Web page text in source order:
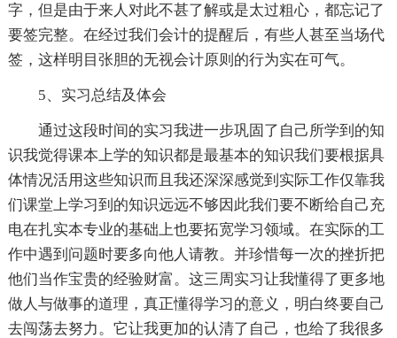
字，但是由于来人对此不甚了解或是太过粗心，都忘记了
要签完整。在经过我们会计的提醒后，有些人甚至当场代
签，这样明目张胆的无视会计原则的行为实在可气。
5、实习总结及体会
通过这段时间的实习我进一步巩固了自己所学到的知
识我觉得课本上学的知识都是最基本的知识我们要根据具
体情况活用这些知识而且我还深深感觉到实际工作仅靠我
们课堂上学习到的知识远远不够因此我们要不断给自己充
电在扎实本专业的基础上也要拓宽学习领域。在实际的工
作中遇到问题时要多向他人请教。并珍惜每一次的挫折把
他们当作宝贵的经验财富。这三周实习让我懂得了更多地
做人与做事的道理，真正懂得学习的意义，明白终要自己
去闯荡去努力。它让我更加的认清了自己，也给了我很多